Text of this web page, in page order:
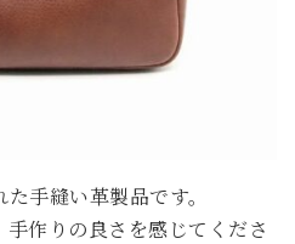
手縫い革製品です。
作りの良さを感じてくださ